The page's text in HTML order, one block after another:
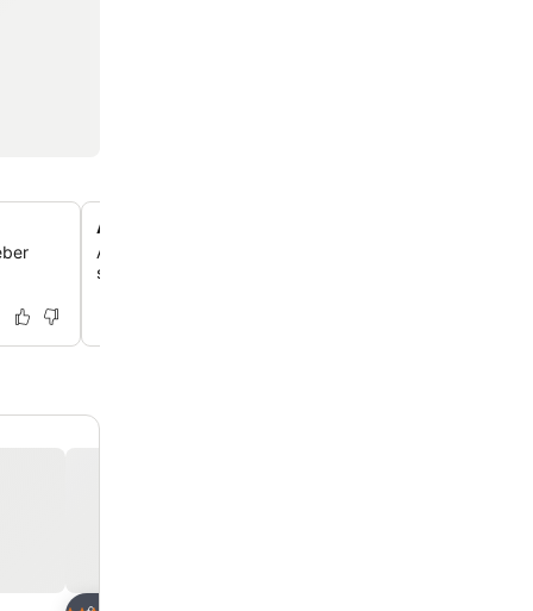
Aparcamiento cubierto y seguro
Aprovecha el aparcamiento cubierto y seguro
suplemento, para que tu vehículo esté a salvo durante